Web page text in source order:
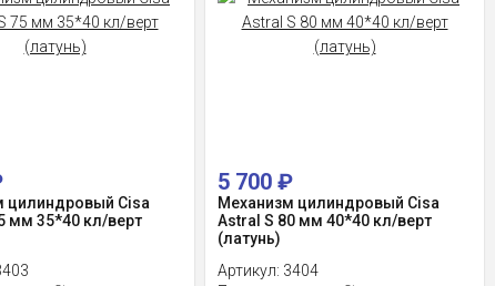
цилиндровый Cisa
мм 35*40 кл/верт
5 700 ₽
Механизм цилиндровый Cisa
Astral S 80 мм 40*40 кл/верт
(латунь)
Артикул: 3404